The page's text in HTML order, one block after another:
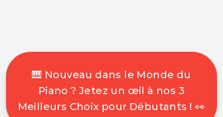
🎹 Nouveau dans le Monde du
Piano ? Jetez un œil à nos 3
Meilleurs Choix pour Débutants ! 👀